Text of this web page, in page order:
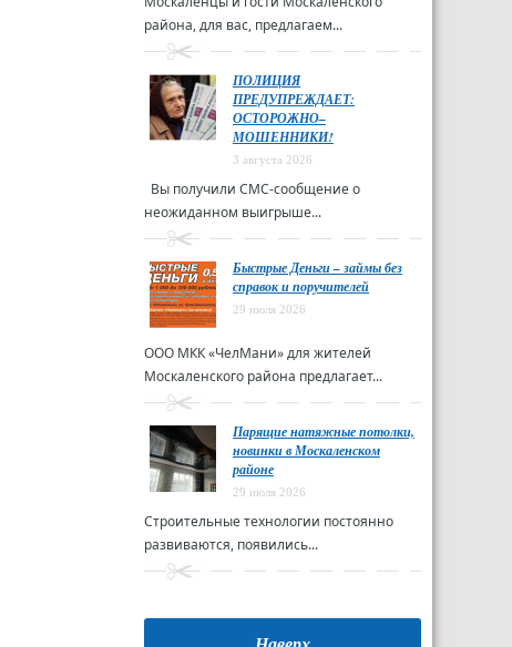
района, для вас, предлагаем...
ПОЛИЦИЯ
ПРЕДУПРЕЖДАЕТ:
ОСТОРОЖНО–
МОШЕННИКИ!
3 августа 2026
Вы получили СМС-сообщение о
неожиданном выигрыше...
Быстрые Деньги – займы без
справок и поручителей
29 июля 2026
ООО МКК «ЧелМани» для жителей
Москаленского района предлагает...
Парящие натяжные потолки,
новинки в Москаленском
районе
29 июля 2026
Строительные технологии постоянно
развиваются, появились...